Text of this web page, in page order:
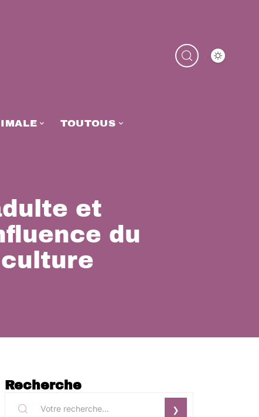
TOUTOUS
et
du
Recherche